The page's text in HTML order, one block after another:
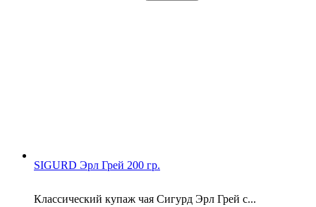
SIGURD Эрл Грей 200 гр.
Классический купаж чая Сигурд Эрл Грей с...